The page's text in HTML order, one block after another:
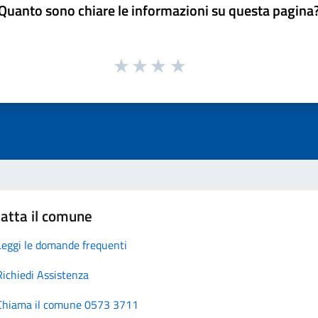
sono chiare le informazioni su questa
il comune
le domande frequenti
Assistenza
il comune 0573 3711